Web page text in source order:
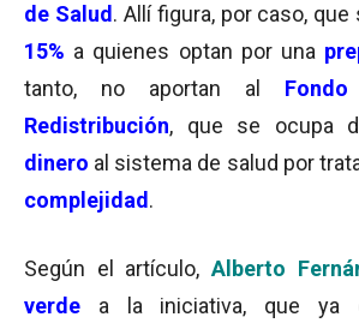
de Salud . Allí figura, por caso, que
15% a quienes optan por una
tanto, no aportan al
Redistribución, que se ocupa
dinero al sistema de salud por
complejidad .
Según el artículo,Alberto
verde a la iniciativa, que ya